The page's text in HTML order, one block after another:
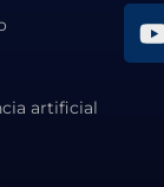
artificial